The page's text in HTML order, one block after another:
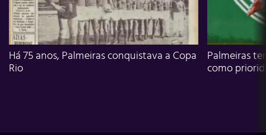
Há 75 anos, Palmeiras conquistava a Copa
Rio
Palmeiras
como